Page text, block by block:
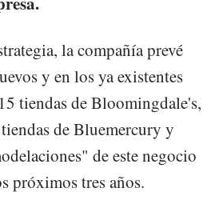
la compañía prevé
y en los ya existentes
tiendas de Bloomingdale's,
de Bluemercury y
de este negocio
próximos tres años.